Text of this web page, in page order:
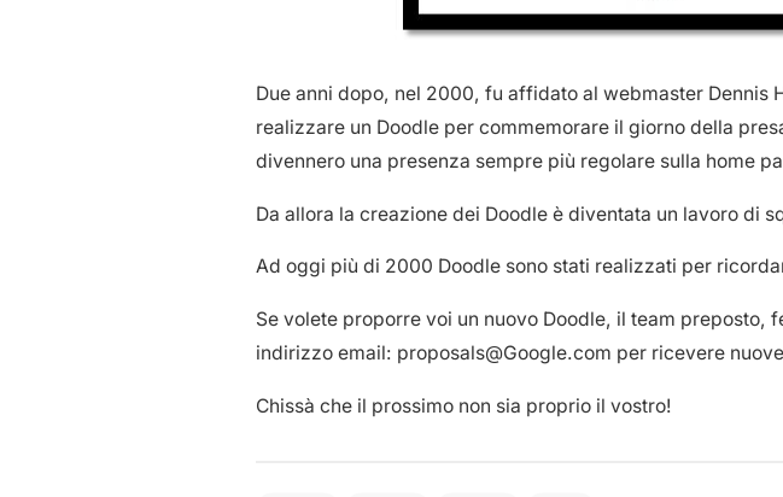
Due anni dopo, nel 2000, fu affidato al webmaster
realizzare un Doodle per commemorare il giorno della
divennero una presenza sempre più regolare sulla home
Da allora la creazione dei Doodle è diventata un lavoro di
Ad oggi più di 2000 Doodle sono stati realizzati per
Se volete proporre voi un nuovo Doodle, il team
indirizzo email: proposals@Google.com per ricevere
Chissà che il prossimo non sia proprio il vostro!